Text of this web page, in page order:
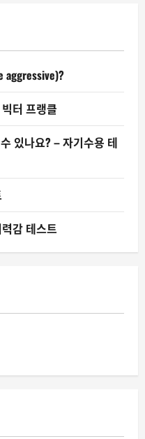
aggressive)?
터 프랭클
있나요? – 자기수용 테
감 테스트